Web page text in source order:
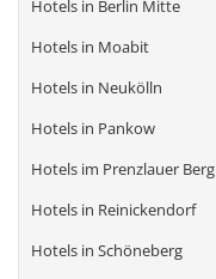
Hotels in Berlin Mitte
Hotels in Moabit
Hotels in Neukölln
Hotels in Pankow
Hotels im Prenzlauer Berg
Hotels in Reinickendorf
Hotels in Schöneberg